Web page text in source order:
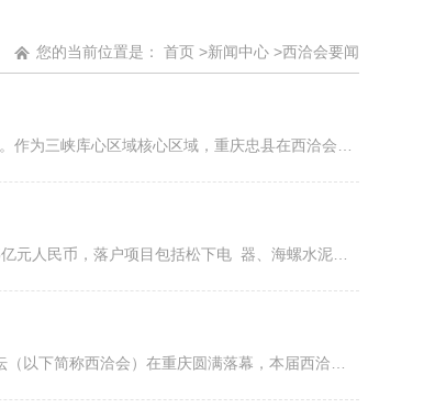
您的当前位置是： 首页 >新闻中心 >西洽会要闻